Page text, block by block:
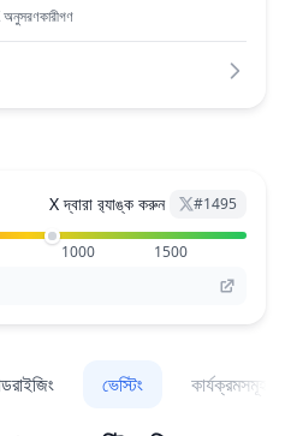
অনুসরণকারীগণ
X দ্বারা র‌্যাঙ্ক করুন #1495
1000
1500
ভেস্টিং কার্যক্রমসমূহ